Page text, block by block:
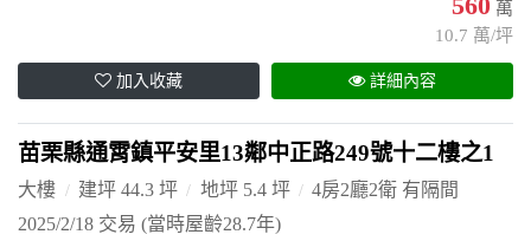
萬
10.7 萬/坪
加入收藏 詳細內容
苗栗縣通霄鎮平安里13鄰中正路249號十二樓之1
大樓 建坪 44.3 坪 地坪 5.4 坪
4房2廳2衛 有隔間
2025/2/18 交易 (當時屋齡28.7年)